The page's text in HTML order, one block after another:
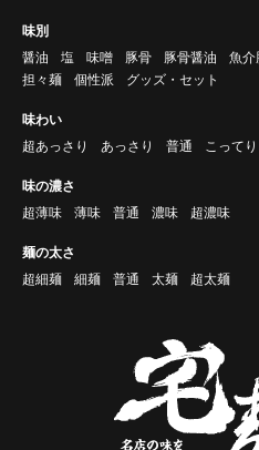
味別
醤油
塩 味噌 豚骨 豚骨醤油 魚介
担々麺
個性派 グッズ・セット
味わい
超あっさり
あっさり 普通 こってり
味の濃さ
超薄味
薄味 普通 濃味 超濃味
麺の太さ
超細麺
細麺 普通 太麺 超太麺